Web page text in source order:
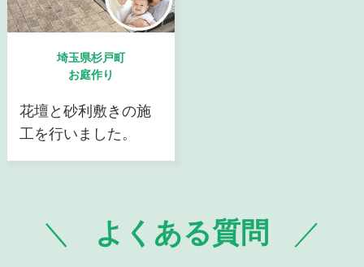
埼玉県杉戸町
お庭作り
花壇と砂利敷きの施
工を行いました。
よくある質問